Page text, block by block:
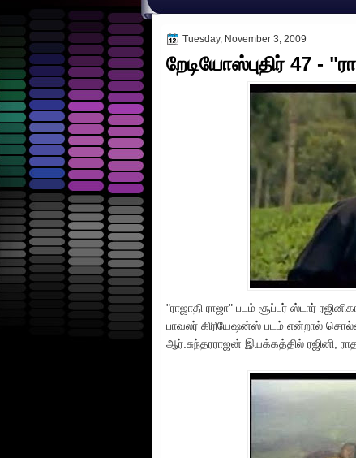
Tuesday, November 3, 2009
றேடியோஸ்புதிர் 47 -
"ராஜாதி ராஜா" படம் சூப்பர் ஸ்டார்
பாவலர் கிரியேஷன்ஸ் படம் என்றால்
ஆர்.சுந்தரராஜன் இயக்கத்தில் ரஜினி,